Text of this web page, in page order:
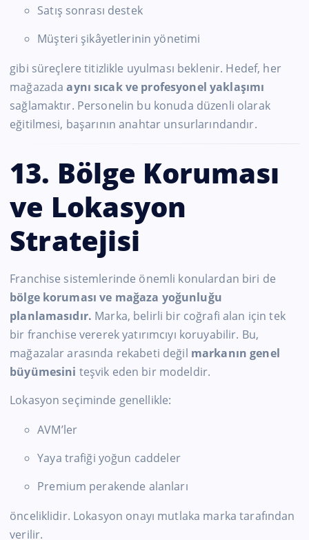
Satış sonrası destek
Müşteri şikâyetlerinin yönetimi
gibi süreçlere titizlikle uyulması beklenir. Hedef, her
mağazadaaynı sıcak ve profesyonel yaklaşımı
sağlamaktır. Personelin bu konuda düzenli olarak
eğitilmesi, başarının anahtar unsurlarındandır.
13. Bölge Koruması
ve Lokasyon
Stratejisi
Franchise sistemlerinde önemli konulardan biri de
bölge koruması ve mağaza yoğunluğu
planlamasıdır. Marka, belirli bir coğrafi alan için tek
bir franchise vererek yatırımcıyı koruyabilir. Bu,
mağazalar arasında rekabeti değil markanın genel
büyümesini teşvik eden bir modeldir.
Lokasyon seçiminde genellikle:
AVM’ler
Yaya trafiği yoğun caddeler
Premium perakende alanları
önceliklidir. Lokasyon onayı mutlaka marka tarafından
verilir.